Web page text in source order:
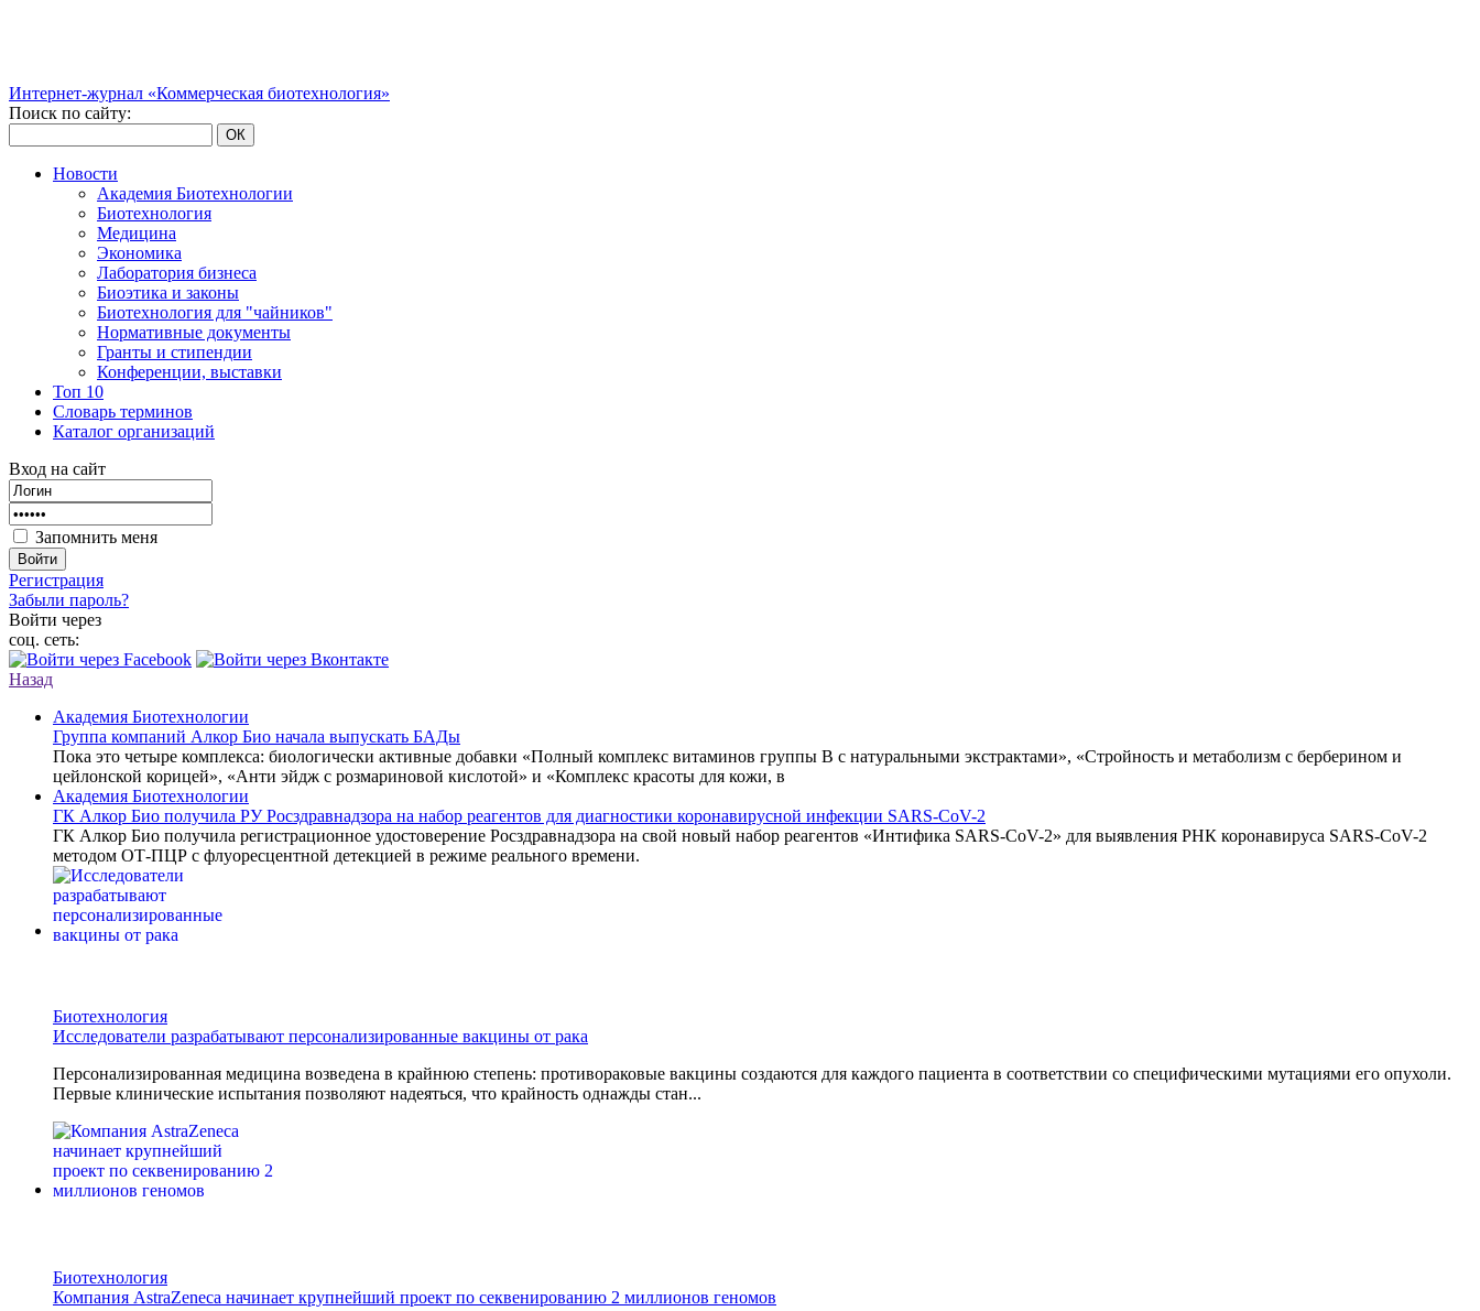
Интернет-журнал «Коммерческая биотехнология»
Поиск по сайту:
ОК
Новости
Академия Биотехнологии
Биотехнология
Медицина
Экономика
Лаборатория бизнеса
Биоэтика и законы
Биотехнология для "чайников"
Нормативные документы
Гранты и стипендии
Конференции, выставки
Топ 10
Словарь терминов
Каталог организаций
Вход на сайт
Запомнить меня
Войти
Регистрация
Забыли пароль?
Войти через
соц. сеть:
Назад
Академия Биотехнологии
Группа компаний Алкор Био начала выпускать БАДы
Пока это четыре комплекса: биологически активные добавки «Полный комплекс витаминов группы В с натуральными экстрактами», «Стройность и метаболизм с берберином и
цейлонской корицей», «Анти эйдж с розмариновой кислотой» и «Комплекс красоты для кожи, в
Академия Биотехнологии
ГК Алкор Био получила РУ Росздравнадзора на набор реагентов для диагностики коронавирусной инфекции SARS-CoV-2
ГК Алкор Био получила регистрационное удостоверение Росздравнадзора на свой новый набор реагентов «Интифика SARS-CoV-2» для выявления РНК коронавируса SARS-CoV-2
методом ОТ-ПЦР с флуоресцентной детекцией в режиме реального времени.
Биотехнология
Исследователи разрабатывают персонализированные вакцины от рака
Персонализированная медицина возведена в крайнюю степень: противораковые вакцины создаются для каждого пациента в соответствии со специфическими мутациями его опухоли.
Первые клинические испытания позволяют надеяться, что крайность однажды стан...
Биотехнология
Компания AstraZeneca начинает крупнейший проект по секвенированию 2 миллионов геномов